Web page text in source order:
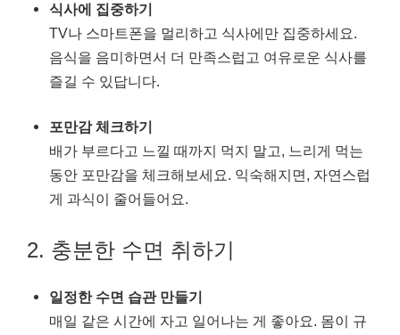
식사에 집중하기
TV나 스마트폰을 멀리하고 식사에만 집중하세요.
음식을 음미하면서 더 만족스럽고 여유로운 식사를
즐길 수 있답니다.
포만감 체크하기
배가 부르다고 느낄 때까지 먹지 말고, 느리게 먹는
동안 포만감을 체크해보세요. 익숙해지면, 자연스럽
게 과식이 줄어들어요.
2. 충분한 수면 취하기
일정한 수면 습관 만들기
매일 같은 시간에 자고 일어나는 게 좋아요. 몸이 규